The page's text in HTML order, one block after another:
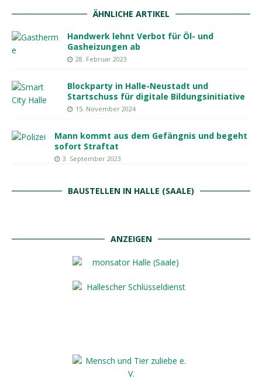
ÄHNLICHE ARTIKEL
Handwerk lehnt Verbot für Öl- und
Gasheizungen ab
28. Februar 2023
Blockparty in Halle-Neustadt und
Startschuss für digitale Bildungsinitiative
15. November 2024
Mann kommt aus dem Gefängnis und begeht
sofort Straftat
3. September 2023
BAUSTELLEN IN HALLE (SAALE)
ANZEIGEN